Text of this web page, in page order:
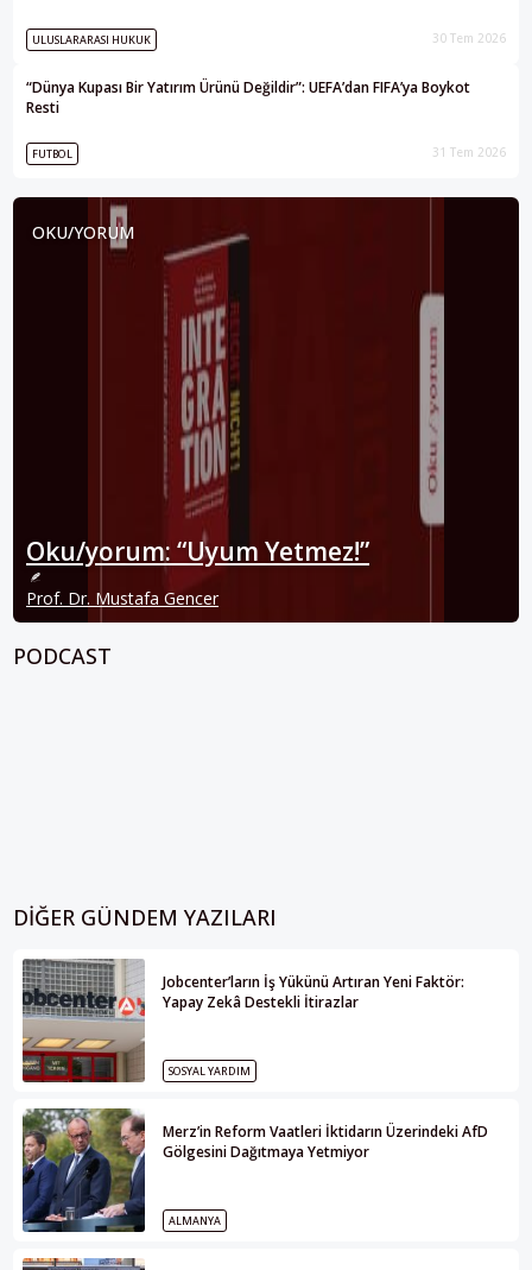
ULUSLARARASI HUKUK 30 Tem 2026
“Dünya Kupası Bir Yatırım Ürünü Değildir”: UEFA’dan FIFA’ya Boykot
Resti
FUTBOL 31 Tem 2026
OKU/YORUM
Oku/yorum: “Uyum Yetmez!”
Prof. Dr. Mustafa Gencer
PODCAST
DIĞER GÜNDEM YAZILARI
Jobcenter’ların İş Yükünü Artıran Yeni Faktör:
Yapay Zekâ Destekli İtirazlar
SOSYAL YARDIM
Merz’in Reform Vaatleri İktidarın Üzerindeki AfD
Gölgesini Dağıtmaya Yetmiyor
ALMANYA